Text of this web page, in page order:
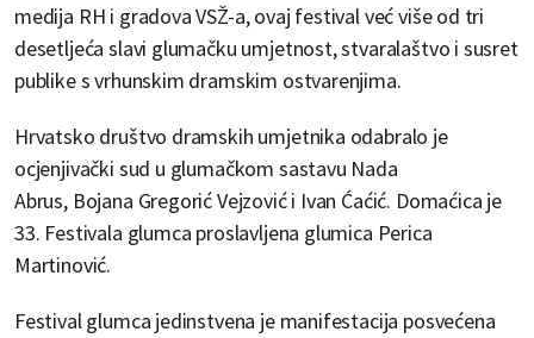
medija RH i gradova VSŽ-a, ovaj festival već više od tri
desetljeća slavi glumačku umjetnost, stvaralaštvo i susret
publike s vrhunskim dramskim ostvarenjima.
Hrvatsko društvo dramskih umjetnika odabralo je
ocjenjivački sud u glumačkom sastavu Nada
Abrus, Bojana Gregorić Vejzović i Ivan Ćaćić. Domaćica je
33. Festivala glumca proslavljena glumica Perica
Martinović.
Festival glumca jedinstvena je manifestacija posvećena